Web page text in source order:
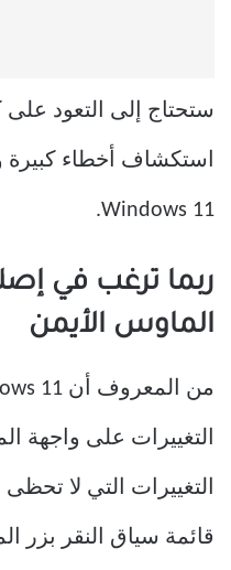
ستحتاج إلى التعود على
استكشاف أخطاء كبيرة
Windows 11.
ربما ترغب في
الماوس الأيمن
التغييرات على واجهة
التغييرات التي لا
قائمة سياق النقر بزر